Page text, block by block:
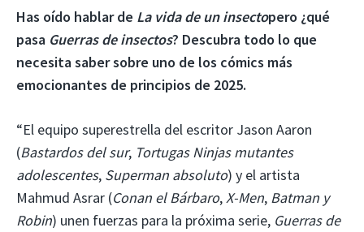
Has oído hablar de La vida de un insectopero ¿qué
pasa Guerras de insectos? Descubra todo lo que
necesita saber sobre uno de los cómics más
emocionantes de principios de 2025.
“El equipo superestrella del escritor Jason Aaron
(Bastardos del sur, Tortugas Ninjas mutantes
adolescentes, Superman absoluto) y el artista
Mahmud Asrar (Conan el Bárbaro,X-Men, Batman y
Robin) unen fuerzas para la próxima serie, Guerras de